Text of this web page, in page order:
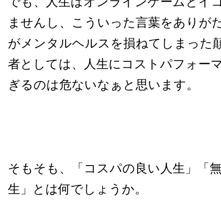
ませんし、こういった言葉をありが
がメンタルヘルスを損ねてしまった
者としては、人生にコストパフォー
ぎるのは危ないなぁと思います。
そもそも、「コスパの良い人生」「
生」とは何でしょうか。